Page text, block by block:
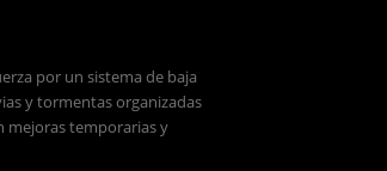
por un sistema de baja
y tormentas organizadas
mejoras temporarias y